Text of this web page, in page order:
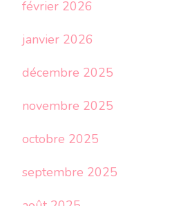
février 2026
janvier 2026
décembre 2025
novembre 2025
octobre 2025
septembre 2025